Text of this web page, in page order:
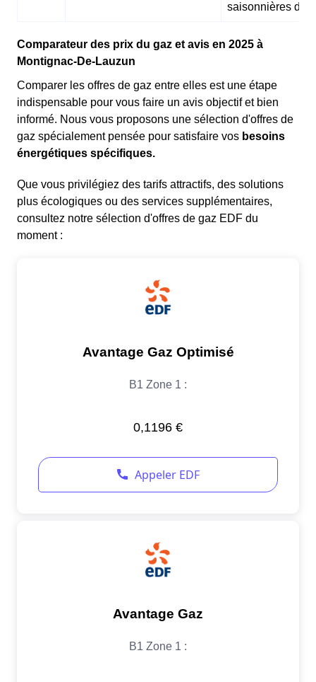
saisonnières
Comparateur des prix du gaz et avis en 2025 à
Montignac-De-Lauzun
Comparer les offres de gaz entre elles est une étape
indispensable pour vous faire un avis objectif et bien
informé. Nous vous proposons une sélection d'offres de
gaz spécialement pensée pour satisfaire vos besoins
énergétiques spécifiques.
Que vous privilégiez des tarifs attractifs, des solutions
plus écologiques ou des services supplémentaires,
consultez notre sélection d'offres de gaz EDF du
moment :